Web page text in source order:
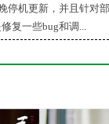
停机更新，并且针对
复一些bug和调...